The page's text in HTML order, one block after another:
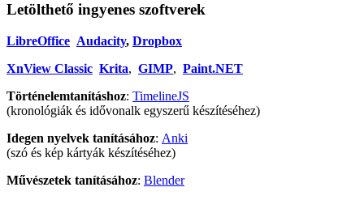
Letölthető ingyenes szoftverek
LibreOffice Audacity, Dropbox
XnView Classic Krita, GIMP, Paint.NET
Történelemtanításhoz: TimelineJS
(kronológiák és idővonalk egyszerű készítéséhez)
Idegen nyelvek tanításához: Anki
(szó és kép kártyák készítéséhez)
Művészetek tanításához: Blender